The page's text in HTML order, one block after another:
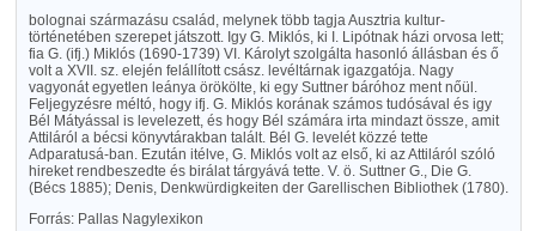
bolognai származásu család, melynek több tagja Ausztria kultur-
történetében szerepet játszott. Igy G. Miklós, ki I. Lipótnak házi orvosa lett;
fia G. (ifj.) Miklós (1690-1739) VI. Károlyt szolgálta hasonló állásban és ő
volt a XVII. sz. elején felállított csász. levéltárnak igazgatója. Nagy
vagyonát egyetlen leánya örökölte, ki egy Suttner báróhoz ment nőül.
Feljegyzésre méltó, hogy ifj. G. Miklós korának számos tudósával és igy
Bél Mátyással is levelezett, és hogy Bél számára irta mindazt össze, amit
Attiláról a bécsi könyvtárakban talált. Bél G. levelét közzé tette
Adparatusá-ban. Ezután itélve, G. Miklós volt az első, ki az Attiláról szóló
hireket rendbeszedte és birálat tárgyává tette. V. ö. Suttner G., Die G.
(Bécs 1885); Denis, Denkwürdigkeiten der Garellischen Bibliothek (1780).
Forrás: Pallas Nagylexikon